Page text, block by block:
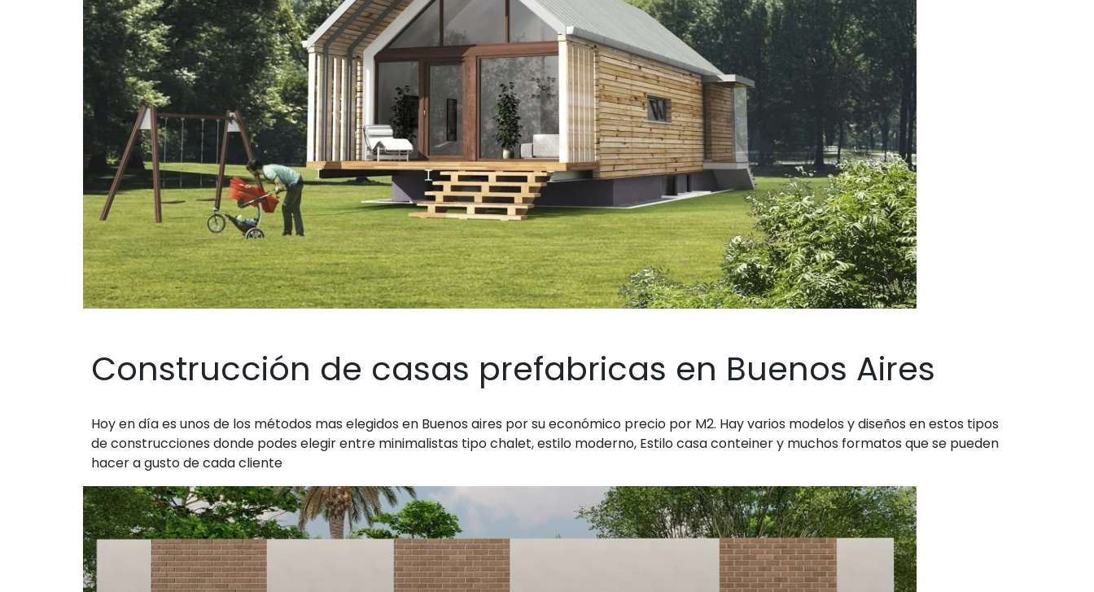
Construcción de casas prefabricas en Buenos Aires
Hoy en día es unos de los métodos mas elegidos en Buenos aires por su económico precio por M2. Hay varios modelos y diseños en estos tipos
de construcciones donde podes elegir entre minimalistas tipo chalet, estilo moderno, Estilo casa conteiner y muchos formatos que se pueden
hacer a gusto de cada cliente